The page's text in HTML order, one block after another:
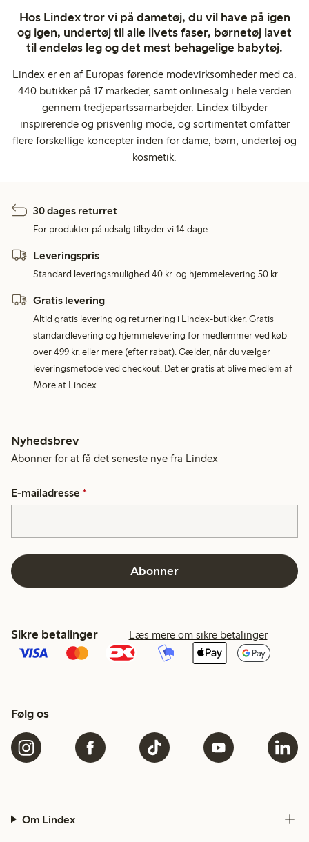
Hos Lindex tror vi på dametøj, du vil have på igen
og igen, undertøj til alle livets faser, børnetøj lavet
til endeløs leg og det mest behagelige babytøj.
Lindex er en af Europas førende modevirksomheder med ca.
440 butikker på 17 markeder, samt onlinesalg i hele verden
gennem tredjepartssamarbejder. Lindex tilbyder
inspirerende og prisvenlig mode, og sortimentet omfatter
flere forskellige koncepter inden for dame, børn, undertøj og
kosmetik.
30 dages returret
For produkter på udsalg tilbyder vi 14 dage.
Leveringspris
Standard leveringsmulighed 40 kr. og hjemmelevering 50 kr.
Gratis levering
Altid gratis levering og returnering i Lindex-butikker. Gratis
standardlevering og hjemmelevering for medlemmer ved køb
over 499 kr. eller mere (efter rabat). Gælder, når du vælger
leveringsmetode ved checkout. Det er gratis at blive medlem af
More at Lindex.
Nyhedsbrev
Abonner for at få det seneste nye fra Lindex
E-mailadresse *
Abonner
Sikre betalinger Læs mere om sikre betalinger
Følg os
Om Lindex